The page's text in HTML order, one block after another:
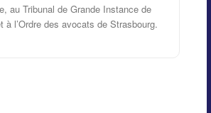
au Tribunal de Grande Instance de
à l’Ordre des avocats de Strasbourg.